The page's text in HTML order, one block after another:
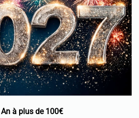
à plus de 100€